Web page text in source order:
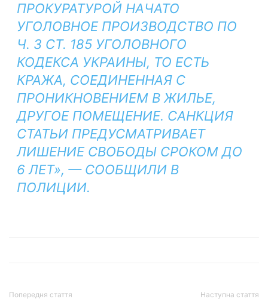
ПРОКУРАТУРОЙ НАЧАТО
УГОЛОВНОЕ ПРОИЗВОДСТВО ПО
Ч. 3 СТ. 185 УГОЛОВНОГО
КОДЕКСА УКРАИНЫ, ТО ЕСТЬ
КРАЖА, СОЕДИНЕННАЯ С
ПРОНИКНОВЕНИЕМ В ЖИЛЬЕ,
ДРУГОЕ ПОМЕЩЕНИЕ. САНКЦИЯ
СТАТЬИ ПРЕДУСМАТРИВАЕТ
ЛИШЕНИЕ СВОБОДЫ СРОКОМ ДО
6 ЛЕТ», — СООБЩИЛИ В
ПОЛИЦИИ.
Попередня стаття Наступна стаття